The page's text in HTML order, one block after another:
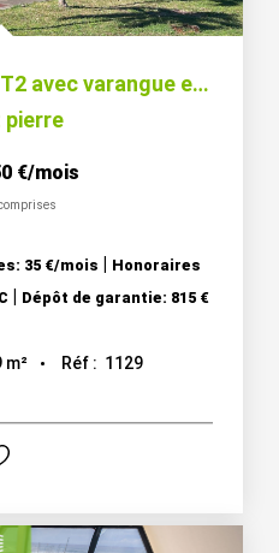
À louer Appartement T2 avec varangue et parking - Terre...
pierre
€/mois
35 €/mois | Honoraires
| Dépôt de garantie: 815 €
m² Réf : 1129